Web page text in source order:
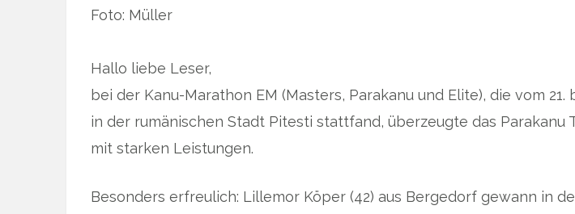
Foto: Müller
Hallo liebe Leser,
bei der Kanu-Marathon EM (Masters, Parakanu und Elite), die vom 21.
in der rumänischen Stadt Pitesti stattfand, überzeugte das Parakanu
mit starken Leistungen.
Besonders erfreulich: Lillemor Köper (42) aus Bergedorf gewann in